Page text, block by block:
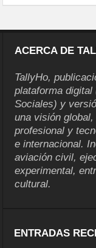
ACERCA DE
TallyHo,
plataforma
Sociales) y
una visión
profesional y
e internacional.
aviación civil,
experimental,
cultural.
ENTRADAS